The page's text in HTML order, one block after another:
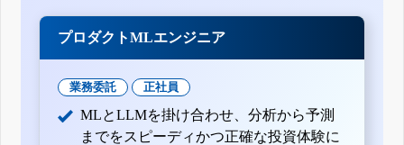
プロダクトMLエンジニア
業務委託 正社員
MLとLLMを掛け合わせ、分析から予測
までをスピーディかつ正確な投資体験に